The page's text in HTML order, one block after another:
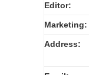
Editor:
Marketing:
Address: